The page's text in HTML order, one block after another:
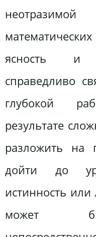
неотразимой
ясность и
справедливо
глубокой
результате
разложить на
дойти до
истинность
может